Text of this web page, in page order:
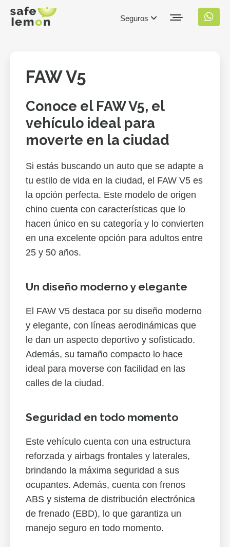
Seguros
FAW V5
Conoce el FAW V5, el
vehículo ideal para
moverte en la ciudad
Si estás buscando un auto que se adapte a
tu estilo de vida en la ciudad, el FAW V5 es
la opción perfecta. Este modelo de origen
chino cuenta con características que lo
hacen único en su categoría y lo convierten
en una excelente opción para adultos entre
25 y 50 años.
Un diseño moderno y elegante
El FAW V5 destaca por su diseño moderno
y elegante, con líneas aerodinámicas que
le dan un aspecto deportivo y sofisticado.
Además, su tamaño compacto lo hace
ideal para moverse con facilidad en las
calles de la ciudad.
Seguridad en todo momento
Este vehículo cuenta con una estructura
reforzada y airbags frontales y laterales,
brindando la máxima seguridad a sus
ocupantes. Además, cuenta con frenos
ABS y sistema de distribución electrónica
de frenado (EBD), lo que garantiza un
manejo seguro en todo momento.